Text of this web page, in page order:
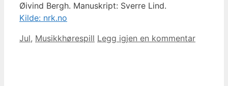
Øivind Bergh. Manuskript: Sverre Lind.
Kilde: nrk.no
Kategorier
Jul, Musikkhørespill Legg igjen en kommentar